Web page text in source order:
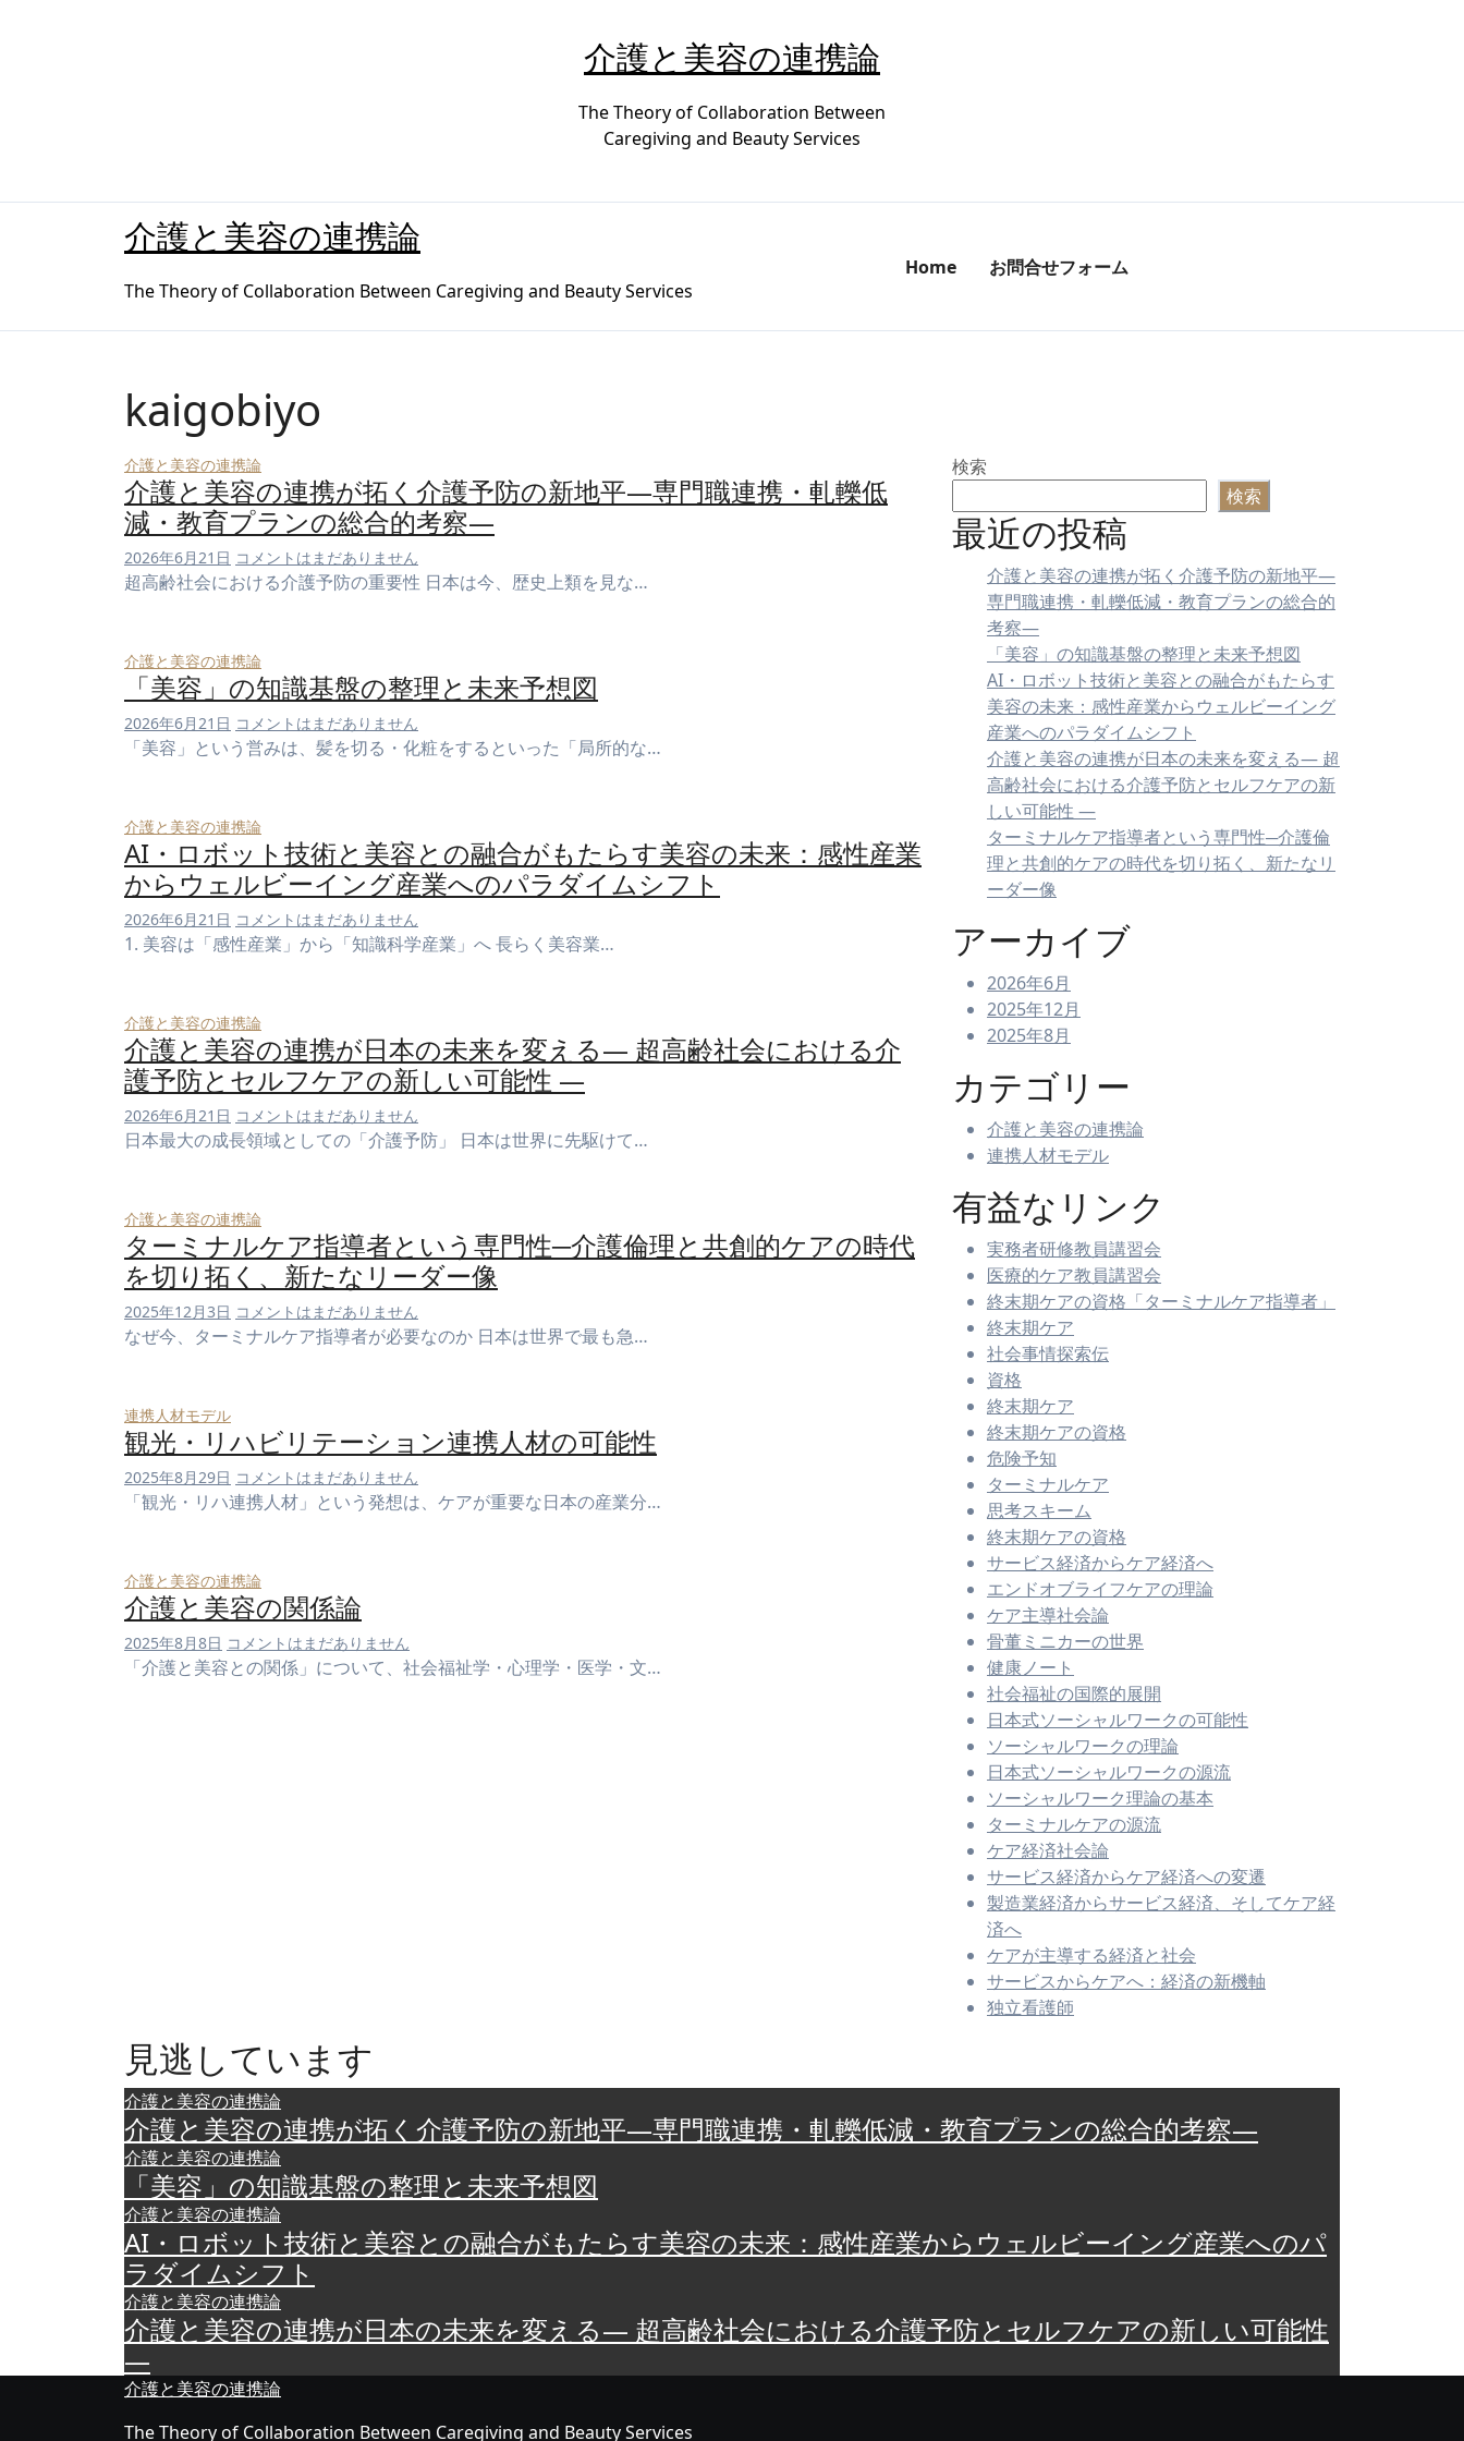
介護と美容の連携論
The Theory of Collaboration Between
Caregiving and Beauty Services
介護と美容の連携論
The Theory of Collaboration Between Caregiving and Beauty Services
Home お問合せフォーム
kaigobiyo
介護と美容の連携論
介護と美容の連携が拓く介護予防の新地平—専門職連携・軋轢低
減・教育プランの総合的考察—
2026年6月21日 コメントはまだありません
超高齢社会における介護予防の重要性 日本は今、歴史上類を見な…
介護と美容の連携論
「美容」の知識基盤の整理と未来予想図
2026年6月21日 コメントはまだありません
「美容」という営みは、髪を切る・化粧をするといった「局所的な…
介護と美容の連携論
AI・ロボット技術と美容との融合がもたらす美容の未来：感性産業
からウェルビーイング産業へのパラダイムシフト
2026年6月21日 コメントはまだありません
1. 美容は「感性産業」から「知識科学産業」へ 長らく美容業…
介護と美容の連携論
介護と美容の連携が日本の未来を変える― 超高齢社会における介
護予防とセルフケアの新しい可能性 ―
2026年6月21日 コメントはまだありません
日本最大の成長領域としての「介護予防」 日本は世界に先駆けて…
介護と美容の連携論
ターミナルケア指導者という専門性─介護倫理と共創的ケアの時代
を切り拓く、新たなリーダー像
2025年12月3日 コメントはまだありません
なぜ今、ターミナルケア指導者が必要なのか 日本は世界で最も急…
連携人材モデル
観光・リハビリテーション連携人材の可能性
2025年8月29日 コメントはまだありません
「観光・リハ連携人材」という発想は、ケアが重要な日本の産業分…
介護と美容の連携論
介護と美容の関係論
2025年8月8日 コメントはまだありません
「介護と美容との関係」について、社会福祉学・心理学・医学・文…
検索
検索
最近の投稿
介護と美容の連携が拓く介護予防の新地平—
専門職連携・軋轢低減・教育プランの総合的
考察—
「美容」の知識基盤の整理と未来予想図
AI・ロボット技術と美容との融合がもたらす
美容の未来：感性産業からウェルビーイング
産業へのパラダイムシフト
介護と美容の連携が日本の未来を変える― 超
高齢社会における介護予防とセルフケアの新
しい可能性 ―
ターミナルケア指導者という専門性─介護倫
理と共創的ケアの時代を切り拓く、新たなリ
ーダー像
アーカイブ
2026年6月
2025年12月
2025年8月
カテゴリー
介護と美容の連携論
連携人材モデル
有益なリンク
実務者研修教員講習会
医療的ケア教員講習会
終末期ケアの資格「ターミナルケア指導者」
終末期ケア
社会事情探索伝
資格
終末期ケア
終末期ケアの資格
危険予知
ターミナルケア
思考スキーム
終末期ケアの資格
サービス経済からケア経済へ
エンドオブライフケアの理論
ケア主導社会論
骨董ミニカーの世界
健康ノート
社会福祉の国際的展開
日本式ソーシャルワークの可能性
ソーシャルワークの理論
日本式ソーシャルワークの源流
ソーシャルワーク理論の基本
ターミナルケアの源流
ケア経済社会論
サービス経済からケア経済への変遷
製造業経済からサービス経済、そしてケア経
済へ
ケアが主導する経済と社会
サービスからケアへ：経済の新機軸
独立看護師
見逃しています
介護と美容の連携論
介護と美容の連携が拓く介護予防の新地平—専門職連携・軋轢低減・教育プランの総合的考察—
介護と美容の連携論
「美容」の知識基盤の整理と未来予想図
介護と美容の連携論
AI・ロボット技術と美容との融合がもたらす美容の未来：感性産業からウェルビーイング産業へのパ
ラダイムシフト
介護と美容の連携論
介護と美容の連携が日本の未来を変える― 超高齢社会における介護予防とセルフケアの新しい可能性
―
介護と美容の連携論
The Theory of Collaboration Between Caregiving and Beauty Services